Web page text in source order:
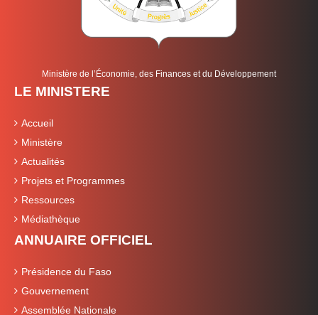
Ministère de l’Économie, des Finances et du Développement
LE MINISTERE
Accueil
Ministère
Actualités
Projets et Programmes
Ressources
Médiathèque
ANNUAIRE OFFICIEL
Présidence du Faso
Gouvernement
Assemblée Nationale